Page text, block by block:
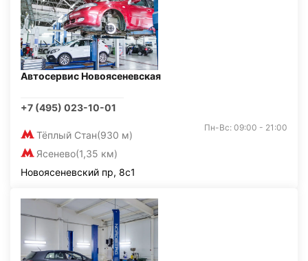
Автосервис Новоясеневская
+7 (495) 023-10-01
Тёплый Стан(930 м)
Ясенево(1,35 км)
Пн-Вс: 09:00 - 21:00
Новоясеневский пр, 8с1